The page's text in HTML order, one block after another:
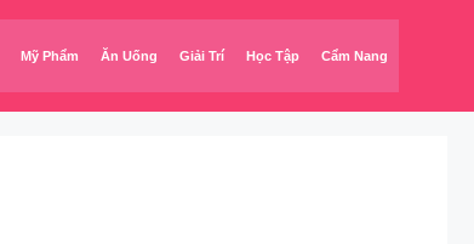
Mỹ Phẩm Ăn Uống Giải Trí Học Tập Cẩm Nang